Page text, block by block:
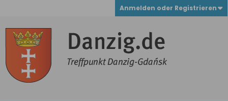
Anmelden oder Registrieren